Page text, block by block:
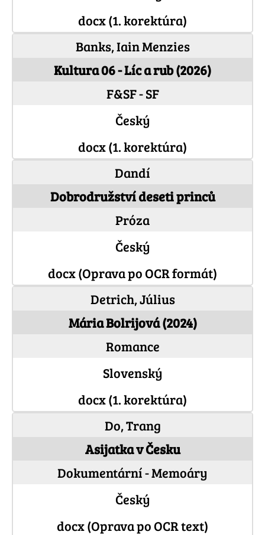
docx (1. korektúra)
Banks, Iain Menzies
Kultura 06 - Líc a rub (2026)
F&SF - SF
Český
docx (1. korektúra)
Dandí
Dobrodružství deseti princů
Próza
Český
docx (Oprava po OCR formát)
Detrich, Július
Mária Bolrijová (2024)
Romance
Slovenský
docx (1. korektúra)
Do, Trang
Asijatka v Česku
Dokumentární - Memoáry
Český
docx (Oprava po OCR text)